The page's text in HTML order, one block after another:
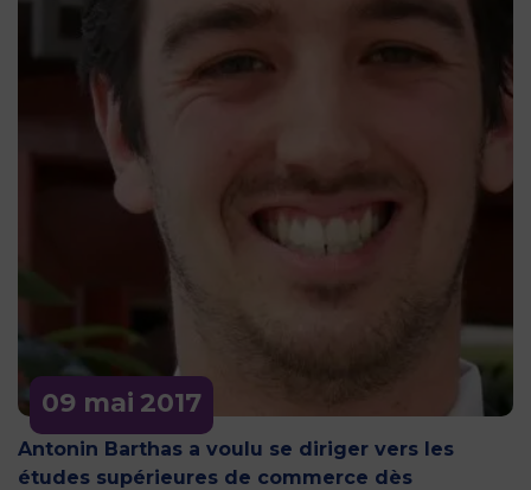
09 mai 2017
Antonin Barthas a voulu se diriger vers les
études supérieures de commerce dès